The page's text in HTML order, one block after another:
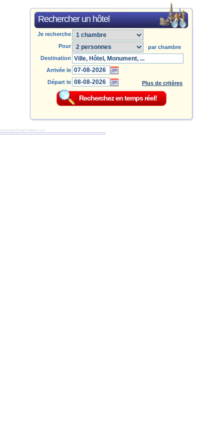
Rechercher un hôtel
Je recherche
Pour
par chambre
Destination
Arrivée le
Départ le
Plus de critères
spambox@atel-hotels.com